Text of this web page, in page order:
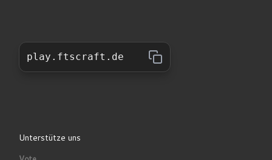
play.ftscraft.de
Unterstütze uns